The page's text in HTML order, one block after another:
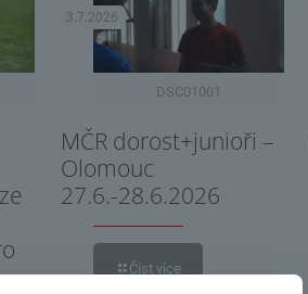
DSC01001
3.7.2026
MČR dorost+junioři –
Olomouc
27.6.-28.6.2026
Číst více